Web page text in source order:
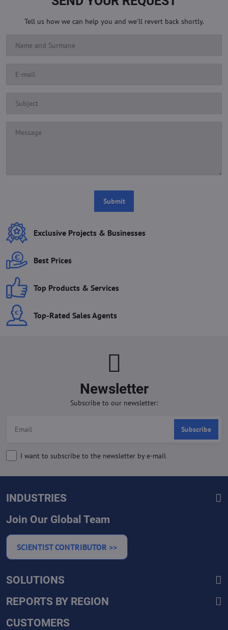
Tell us how we can help you and we'll revert back shortly.
Submit
Exclusive Projects & Businesses
Best Prices
Top Products & Services
Top-Rated Sales Agents
Newsletter
Subscribe to our newsletter:
Subscribe
I want to subscribe to the newsletter by e-mail
INDUSTRIES
Join Our Global Team
SCIENTIST CONTRIBUTOR >>
SOLUTIONS
REPORTS BY REGION
CUSTOMERS